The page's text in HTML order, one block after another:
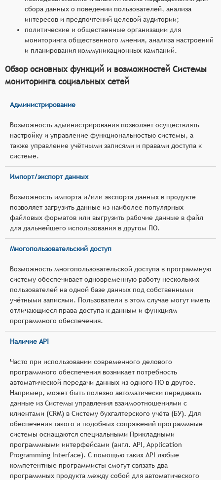
сбора данных о поведении пользователей, анализа
интересов и предпочтений целевой аудитории;
политические и общественные организации для
мониторинга общественного мнения, анализа настроений
и планирования коммуникационных кампаний.
Обзор основных функций и возможностей Системы
мониторинга социальных сетей
Администрирование
Возможность администрирования позволяет осуществлять
настройку и управление функциональностью системы, а
также управление учётными записями и правами доступа к
системе.
Импорт/экспорт данных
Возможность импорта и/или экспорта данных в продукте
позволяет загрузить данные из наиболее популярных
файловых форматов или выгрузить рабочие данные в файл
для дальнейшего использования в другом ПО.
Многопользовательский доступ
Возможность многопользовательской доступа в программную
систему обеспечивает одновременную работу нескольких
пользователей на одной базе данных под собственными
учётными записями. Пользователи в этом случае могут иметь
отличающиеся права доступа к данным и функциям
программного обеспечения.
Наличие API
Часто при использовании современного делового
программного обеспечения возникает потребность
автоматической передачи данных из одного ПО в другое.
Например, может быть полезно автоматически передавать
данные из Системы управления взаимоотношениями с
клиентами (CRM) в Систему бухгалтерского учёта (БУ). Для
обеспечения такого и подобных сопряжений программные
системы оснащаются специальными Прикладными
программными интерфейсами (англ. API, Application
Programming Interface). С помощью таких API любые
компетентные программисты смогут связать два
программных продукта между собой для автоматического